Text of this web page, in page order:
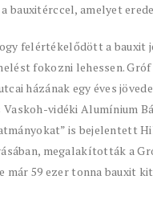
bauxitérccel, amelyet
felértékelődött a bauxit
fokozni lehessen.
házának egy éves
Vaskoh-vidéki Alumínium
is bejelentett
megalakították a
már 59 ezer tonna bauxit